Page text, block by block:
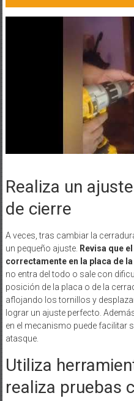
Realiza un
de cierre
A veces, tras cambiar la
un pequeño ajuste. Revisa que
correctamente en la placa de
no entra del todo o sale con
posición de la placa o de la
aflojando los tornillos y
lograr un ajuste perfecto.
en el mecanismo puede facilitar
atasque.
Utiliza
realiza pruebas